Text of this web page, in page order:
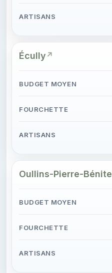
Écully
Oullins-Pierre-Bénite